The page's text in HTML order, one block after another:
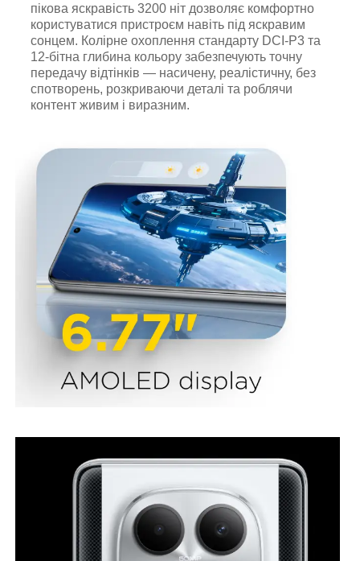
пікова яскравість 3200 ніт дозволяє комфортно
користуватися пристроєм навіть під яскравим
сонцем. Колірне охоплення стандарту DCI-P3 та
12-бітна глибина кольору забезпечують точну
передачу відтінків — насичену, реалістичну, без
спотворень, розкриваючи деталі та роблячи
контент живим і виразним.